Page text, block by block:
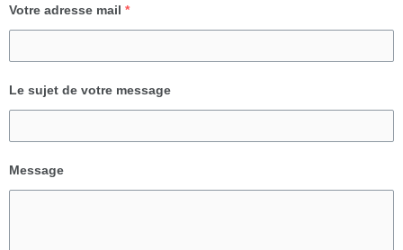
Votre adresse mail *
Le sujet de votre message
Message